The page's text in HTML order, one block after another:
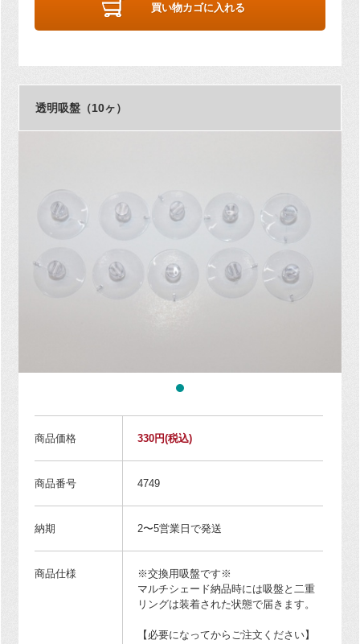
買い物カゴに入れる
透明吸盤（10ヶ）
商品価格 330円(税込)
商品番号 4749
納期 2〜5営業日で発送
商品仕様
※交換用吸盤です※
マルチシェード納品時には吸盤と二重
リングは装着された状態で届きます。
【必要になってからご注文ください】